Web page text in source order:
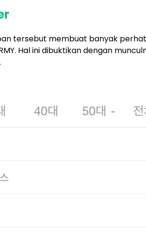
tersebut membuat banyak
Hal ini dibuktikan dengan